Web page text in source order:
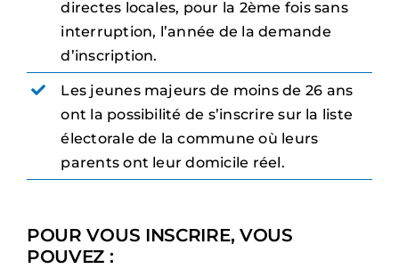
directes locales, pour la 2ème fois sans
interruption, l’année de la demande
d’inscription.
Les jeunes majeurs de moins de 26 ans
ont la possibilité de s’inscrire sur la liste
électorale de la commune où leurs
parents ont leur domicile réel.
POUR VOUS INSCRIRE, VOUS
POUVEZ :